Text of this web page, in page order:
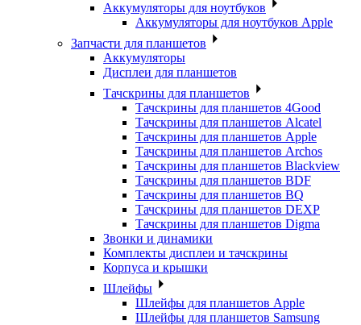
Аккумуляторы для ноутбуков
Аккумуляторы для ноутбуков Apple
Запчасти для планшетов
Аккумуляторы
Дисплеи для планшетов
Тачскрины для планшетов
Тачскрины для планшетов 4Good
Тачскрины для планшетов Alcatel
Тачскрины для планшетов Apple
Тачскрины для планшетов Archos
Тачскрины для планшетов Blackview
Тачскрины для планшетов BDF
Тачскрины для планшетов BQ
Тачскрины для планшетов DEXP
Тачскрины для планшетов Digma
Звонки и динамики
Комплекты дисплеи и тачскрины
Корпуса и крышки
Шлейфы
Шлейфы для планшетов Apple
Шлейфы для планшетов Samsung